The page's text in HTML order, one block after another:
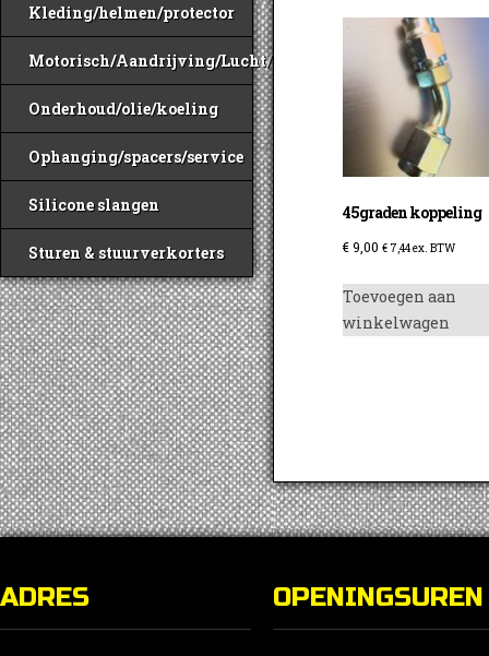
Kleding/helmen/protector
Motorisch/Aandrijving/Lucht/Benzine
Onderhoud/olie/koeling
Ophanging/spacers/service
Silicone slangen
Sturen & stuurverkorters
45graden koppeling
€9,00 € 7,44ex. BTW
Toevoegen aan
winkelwagen
ADRES OPENINGSUREN